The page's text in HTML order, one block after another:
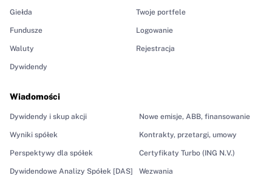
Giełda
Fundusze
Waluty
Dywidendy
Wiadomości
Dywidendy i skup akcji
Wyniki spółek
Perspektywy dla spółek
Dywidendowe Analizy Spółek [DAS]
Nowe emisje, ABB, finansowanie
Kontrakty, przetargi, umowy
Certyfikaty Turbo (ING N.V.)
Wezwania
Twoje portfele
Logowanie
Rejestracja